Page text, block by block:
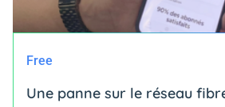
Free
Une panne sur le réseau